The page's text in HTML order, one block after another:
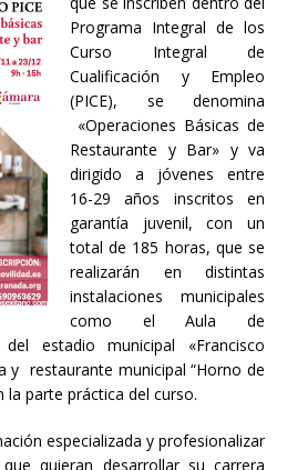
Programa Integral de los
Curso Integral de
Cualificación y Empleo
(PICE), se denomina
«Operaciones Básicas de
Restaurante y Bar» y va
dirigido a jóvenes entre
16-29 años inscritos en
garantía juvenil, con un
total de 185 horas, que se
realizarán en distintas
instalaciones municipales
como el Aula de
estadio municipal «Francisco
y restaurante municipal “Horno de
la parte práctica del curso.
especializada y profesionalizar
quieran desarrollar su carrera